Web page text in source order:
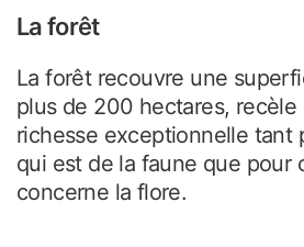
La forêt
La forêt recouvre une
plus de 200 hectares, recèle
richesse exceptionnelle tant
qui est de la faune que pour
concerne la flore.